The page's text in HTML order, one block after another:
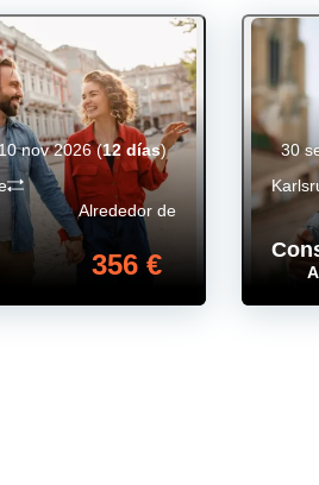
Alrededor de
356 €
nov 2026(12 días) 30